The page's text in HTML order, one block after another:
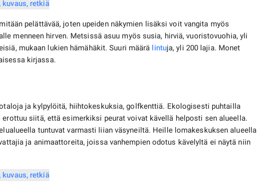
pelättävää, joten upeiden näkymien lisäksi voit vangita myös
menneen hirven. Metsissä asuu myös susia, hirviä, vuoristovuohia, yli
mukaan lukien hämähäkit. Suuri määrä lintuja, yli 200 lajia. Monet
kirjassa.
ja kylpylöitä, hiihtokeskuksia, golfkenttiä. Ekologisesti puhtailla
siitä, että esimerkiksi peurat voivat kävellä helposti sen alueella.
tuntuvat varmasti liian väsyneiltä. Heille lomakeskuksen alueella
ja animaattoreita, joissa vanhempien odotus kävelyltä ei näytä niin